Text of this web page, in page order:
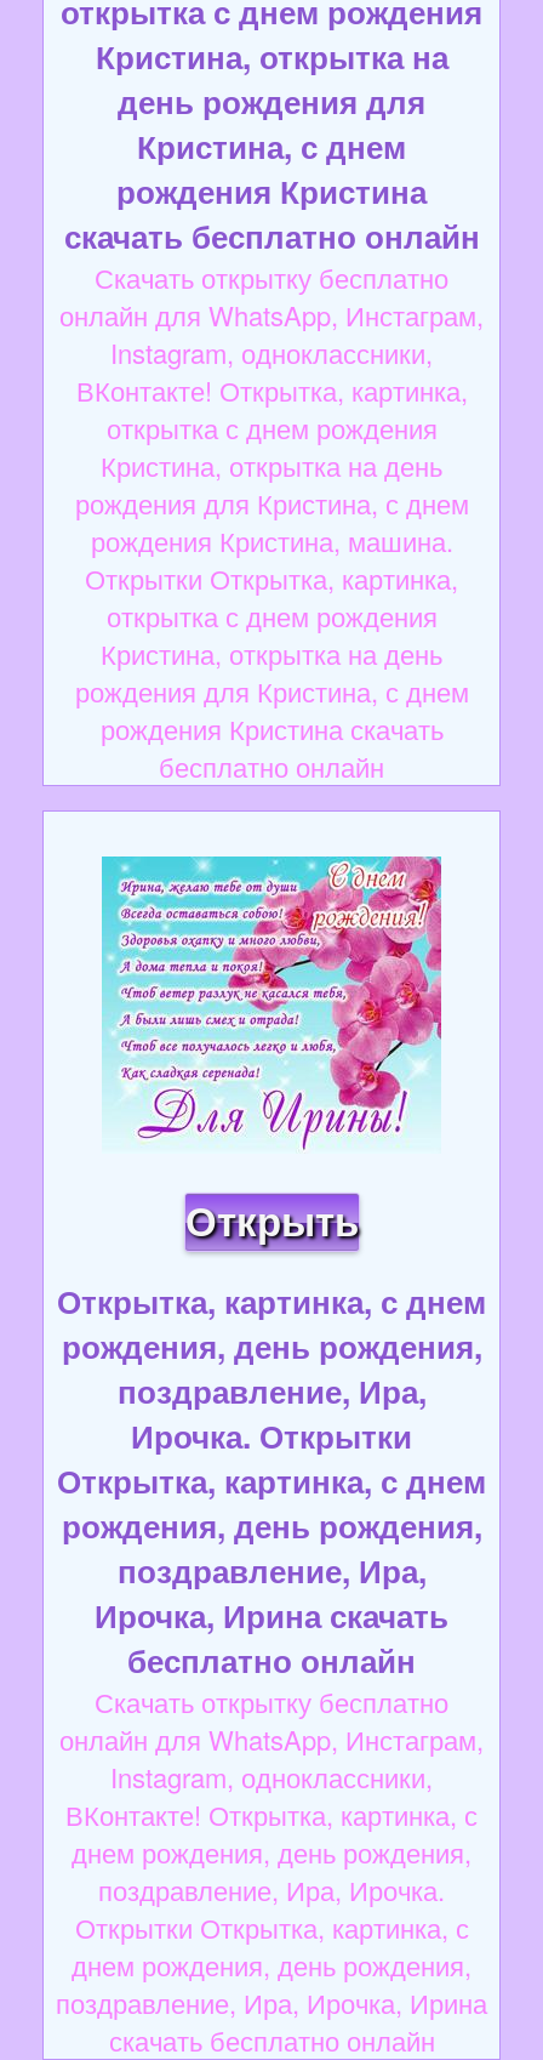
открытка с днем рождения
Кристина, открытка на
день рождения для
Кристина, с днем
рождения Кристина
скачать бесплатно онлайн
Скачать открытку бесплатно
онлайн для WhatsApp, Инстаграм,
Instagram, одноклассники,
ВКонтакте! Открытка, картинка,
открытка с днем рождения
Кристина, открытка на день
рождения для Кристина, с днем
рождения Кристина, машина.
Открытки Открытка, картинка,
открытка с днем рождения
Кристина, открытка на день
рождения для Кристина, с днем
рождения Кристина скачать
бесплатно онлайн
Открыть
Открытка, картинка, с днем
рождения, день рождения,
поздравление, Ира,
Ирочка. Открытки
Открытка, картинка, с днем
рождения, день рождения,
поздравление, Ира,
Ирочка, Ирина скачать
бесплатно онлайн
Скачать открытку бесплатно
онлайн для WhatsApp, Инстаграм,
Instagram, одноклассники,
ВКонтакте! Открытка, картинка, с
днем рождения, день рождения,
поздравление, Ира, Ирочка.
Открытки Открытка, картинка, с
днем рождения, день рождения,
поздравление, Ира, Ирочка, Ирина
скачать бесплатно онлайн